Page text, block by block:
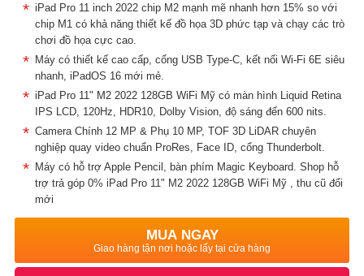
iPad Pro 11 inch 2022 chip M2 mạnh mẽ nhanh hơn 15% so với
chip M1 có khả năng thiết kế đồ họa 3D phức tạp và chạy các trò
chơi đồ họa cực cao.
Máy có thiết kế cao cấp, cổng USB Type-C, kết nối Wi-Fi 6E siêu
nhanh, iPadOS 16 mới mẻ.
iPad Pro 11" M2 2022 128GB WiFi Mỹ có màn hình Liquid Retina
IPS LCD, 120Hz, HDR10, Dolby Vision, độ sáng đến 600 nits.
Camera Chính 12 MP & Phụ 10 MP, TOF 3D LiDAR chuyên
nghiệp quay video chuẩn ProRes, Face ID, cổng Thunderbolt.
Máy có hỗ trợ Apple Pencil, bàn phím Magic Keyboard. Shop hỗ
trợ trả góp 0% iPad Pro 11" M2 2022 128GB WiFi Mỹ , thu cũ đổi
mới
MUA NGAY
Giao hàng tận nơi hoặc lấy tại cửa hàng